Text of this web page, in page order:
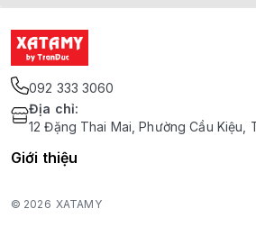
092 333 3060
Địa chỉ:
12 Đặng Thai Mai, Phường Cầu Kiệu,
Giới thiệu
© 2026 XATAMY